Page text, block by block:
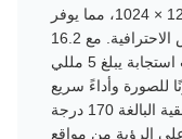
بإضاءة خلفية مقاس 17 بوصة بدقة 1280 × 1024، مما يوفر
عرضًا واضحًا للصور لتطبيقات العرض الاحترافية. مع 16.2
مليون لون وسطوع 350 شمعة/م2 ووقت استجابة يبلغ 5 مللي
للصورة وأداءً سريع
الاستجابة. تساعد زوايا العرض الأفقية البالغة 170 درجة
الحفاظ على الرؤية من مواقع